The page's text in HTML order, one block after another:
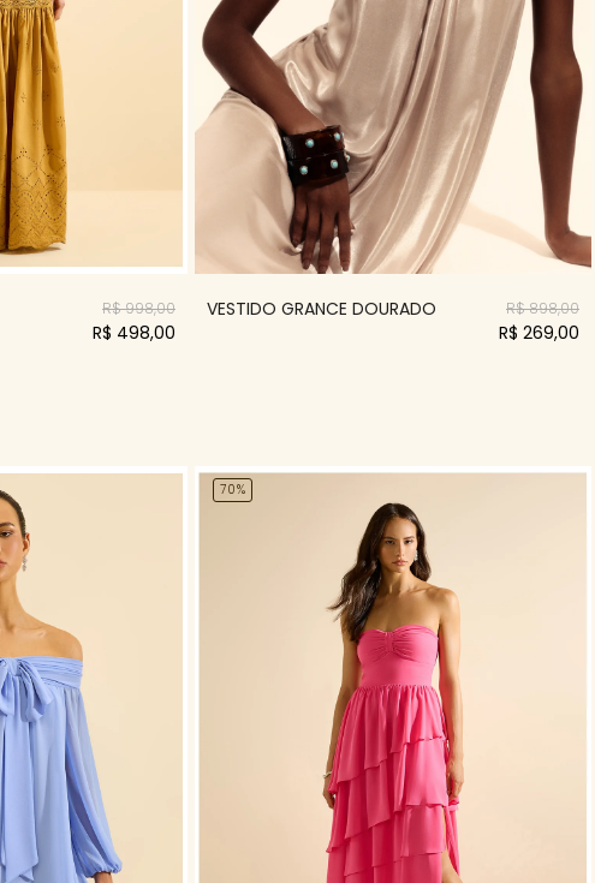
R$ 998,00
R$ 498,00
VESTIDO GRANCE DOURADO R$ 898,00
R$ 269,00
70%